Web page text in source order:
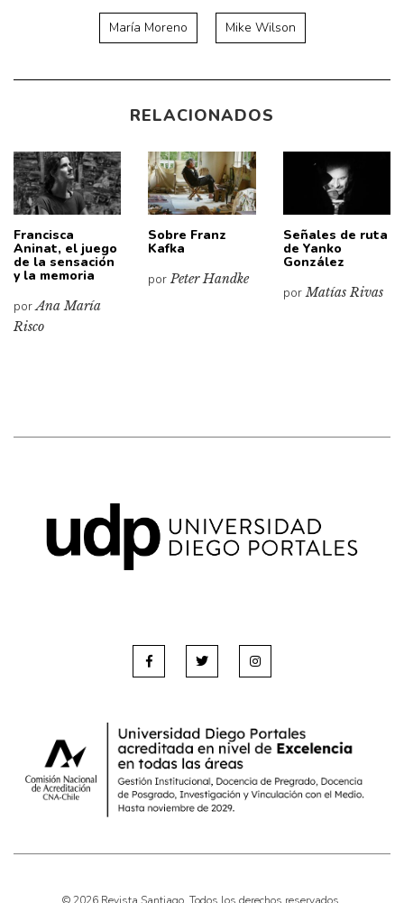
María Moreno Mike Wilson
RELACIONADOS
Francisca
Aninat, el juego
de la sensación
y la memoria
porAna María
Risco
Sobre Franz
Kafka
porPeter Handke
Señales de ruta
de Yanko
González
porMatías Rivas
© 2026 Revista Santiago. Todos los derechos reservados.